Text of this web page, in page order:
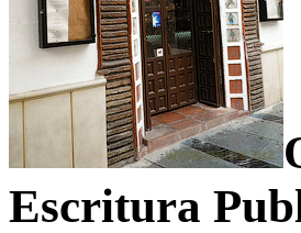
Escritura